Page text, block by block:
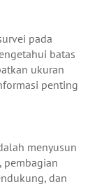
pada
batas
ukuran
penting
menyusun
pembagian
dan